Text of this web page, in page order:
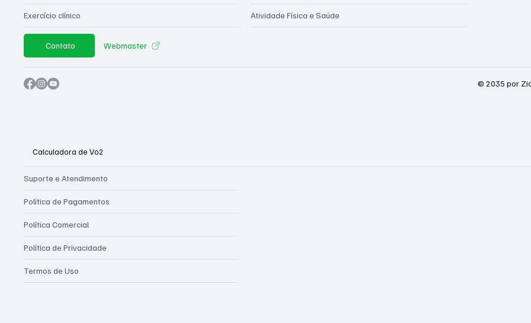
Exercício clínico Atividade Física e Saúde
Contato Webmaster
© 2035 por
Calculadora de Vo2
Suporte e Atendimento
Política de Pagamentos
Política Comercial
Política de Privacidade
Termos de Uso